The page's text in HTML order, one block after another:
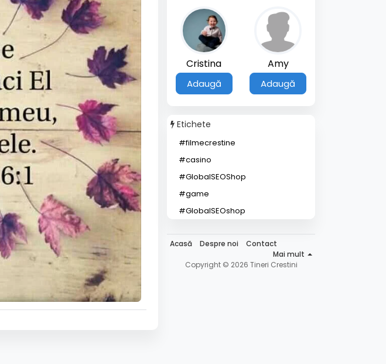
Cristina
Adaugă
Amy
Adaugă
Etichete
#filmecrestine
#casino
#GlobalSEOShop
#game
#GlobalSEOshop
Acasă Despre noi
Contact
Mai mult
Copyright © 2026 Tineri Crestini